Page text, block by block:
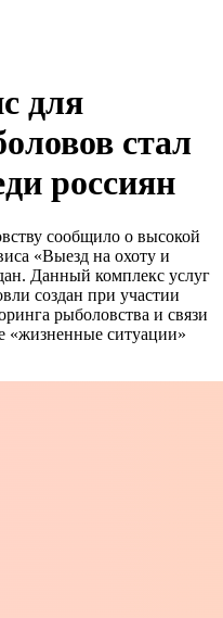
для
стал
россиян
сообщило о высокой
«Выезд на охоту и
Данный комплекс услуг
создан при участии
рыболовства и связи
ситуации»